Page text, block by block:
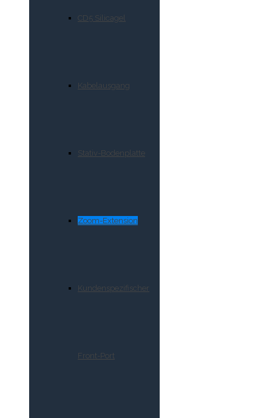
CD5 Silicagel
Kabelausgang
Stativ-Bodenplatte
Zoom-Extension
Kundenspezifischer
Front-Port